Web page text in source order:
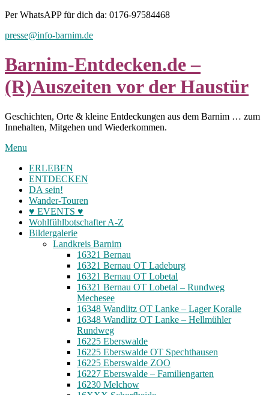
Skip
content
Per WhatsAPP für dich da: 0176-97584468
presse@info-barnim.de
Barnim-Entdecken.de –
(R)Auszeiten vor der Haustür
Geschichten, Orte & kleine Entdeckungen aus dem Barnim … zum
Innehalten, Mitgehen und Wiederkommen.
Menu
ERLEBEN
ENTDECKEN
DA sein!
Wander-Touren
♥ EVENTS ♥
Wohlfühlbotschafter A-Z
Bildergalerie
Landkreis Barnim
16321 Bernau
16321 Bernau OT Ladeburg
16321 Bernau OT Lobetal
16321 Bernau OT Lobetal – Rundweg
Mechesee
16348 Wandlitz OT Lanke – Lager Koralle
16348 Wandlitz OT Lanke – Hellmühler
Rundweg
16225 Eberswalde
16225 Eberswalde OT Spechthausen
16225 Eberswalde ZOO
16227 Eberswalde – Familiengarten
16230 Melchow